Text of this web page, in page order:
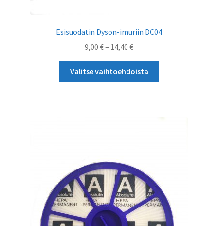
Esisuodatin Dyson-imuriin DC04
9,00 €– 14,40 €Hintaluokka:
-
14,40 €
Valitse vaihtoehdoista